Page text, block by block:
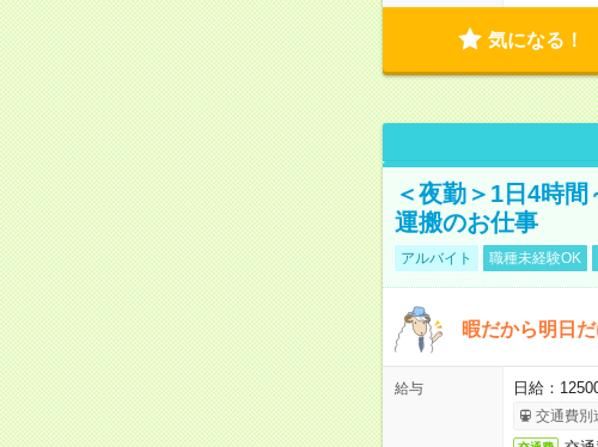
気になる！
＜夜勤＞1日4時
運搬のお仕事
アルバイト 職種未経験OK
暇だから明日
給与 日給：
交通費別